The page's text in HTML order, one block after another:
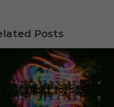
Posts